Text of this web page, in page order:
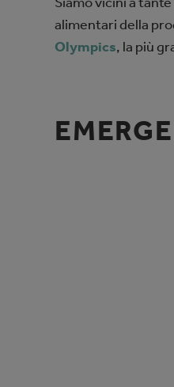
alimentari della
Olympics, la più